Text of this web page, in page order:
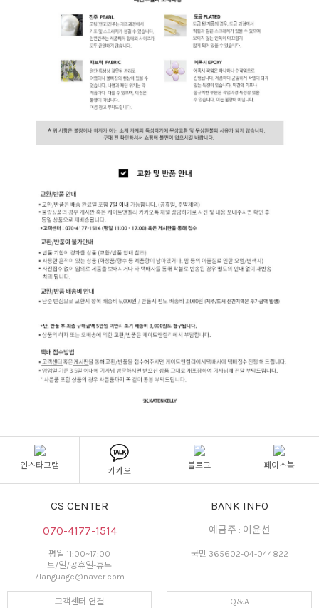
인스타그램
카카오
블로그 페이스북
CS CENTER
070-4177-1514
평일 11:00~17:00
토/일/공휴일-휴무
7language@naver.com
고객센터 연결
BANK INFO
예금주 : 이윤선
국민 365602-04-044822
Q&A